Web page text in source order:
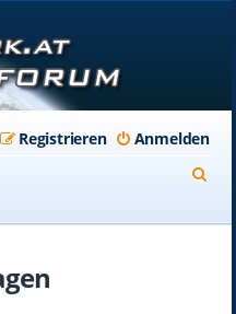
Anmelden
Registrieren